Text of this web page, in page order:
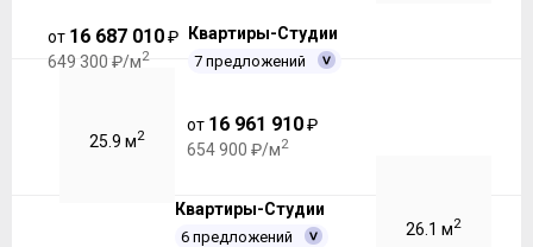
от 16 687 010₽
649 300 ₽/м2
Квартиры-Студии
7 предложений
25.9 м2
от 16 961 910₽
654 900 ₽/м2
Квартиры-Студии
6 предложений 26.1 м2